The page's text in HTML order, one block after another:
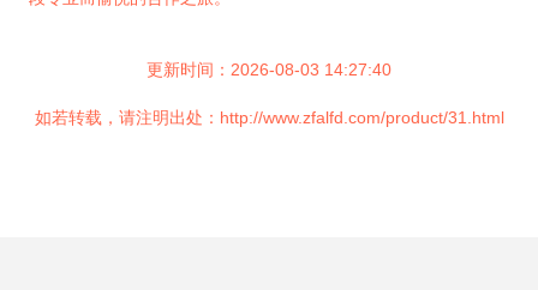
更新时间：2026-08-03 14:27:40
如若转载，请注明出处：http://www.zfalfd.com/product/31.html